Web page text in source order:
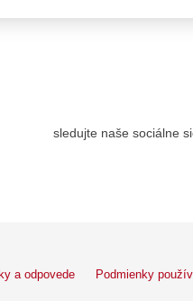
sledujte naše sociálne
a odpovede Podmienky